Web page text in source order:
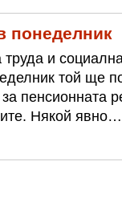
понеделник
и
той ще
пенсионната
Някой явно…